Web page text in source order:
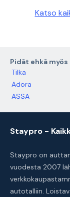
Katso
Pidät ehkä
Tilka
Adora
ASSA
Staypro -
Staypro on
vuodesta 2007
autotalliin.